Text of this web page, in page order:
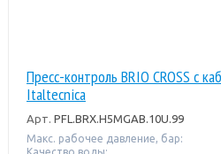
Пресс-контроль BRIO CROSS с
Italtecnica
Арт. PFL.BRX.H5MGAB.10U.99
Макс. рабочее давление, бар:
Качество воды: